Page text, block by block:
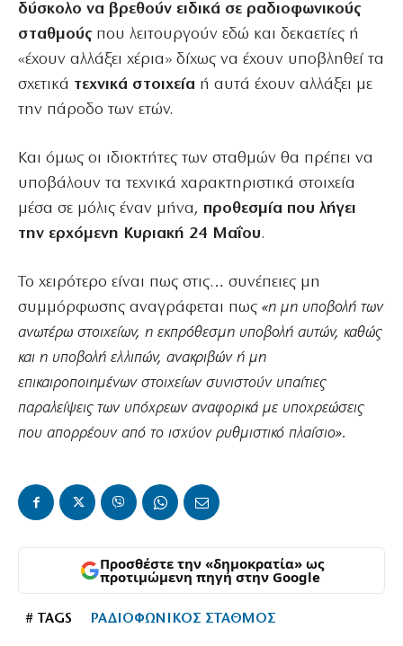
δύσκολο να βρεθούν ειδικά σε ραδιοφωνικούς
σταθμούς που λειτουργούν εδώ και δεκαετίες ή
«έχουν αλλάξει χέρια» δίχως να έχουν υποβληθεί τα
σχετικά τεχνικά στοιχεία ή αυτά έχουν αλλάξει με
την πάροδο των ετών.
Και όμως οι ιδιοκτήτες των σταθμών θα πρέπει να
υποβάλουν τα τεχνικά χαρακτηριστικά στοιχεία
μέσα σε μόλις έναν μήνα, προθεσμία που λήγει
την ερχόμενη Κυριακή 24 Μαΐου.
Το χειρότερο είναι πως στις… συνέπειες μη
συμμόρφωσης αναγράφεται πως«η μη υποβολή των
ανωτέρω στοιχείων, η εκπρόθεσμη υποβολή αυτών, καθώς
και η υποβολή ελλιπών, ανακριβών ή μη
επικαιροποιημένων στοιχείων συνιστούν υπαίτιες
παραλείψεις των υπόχρεων αναφορικά με υποχρεώσεις
που απορρέουν από το ισχύον ρυθμιστικό πλαίσιο».
Προσθέστε την «δημοκρατία» ως
προτιμώμενη πηγή στην Google
# TAGS ΡΑΔΙΟΦΩΝΙΚΟΣ ΣΤΑΘΜΟΣ